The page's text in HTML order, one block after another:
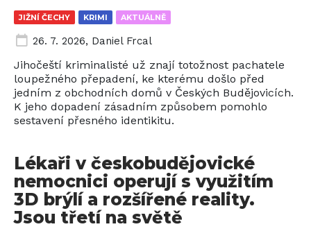
JIŽNÍ ČECHY KRIMI AKTUÁLNĚ
26. 7. 2026, Daniel Frcal
Jihočeští kriminalisté už znají totožnost pachatele
loupežného přepadení, ke kterému došlo před
jedním z obchodních domů v Českých Budějovicích.
K jeho dopadení zásadním způsobem pomohlo
sestavení přesného identikitu.
Lékaři v českobudějovické
nemocnici operují s využitím
3D brýlí a rozšířené reality.
Jsou třetí na světě